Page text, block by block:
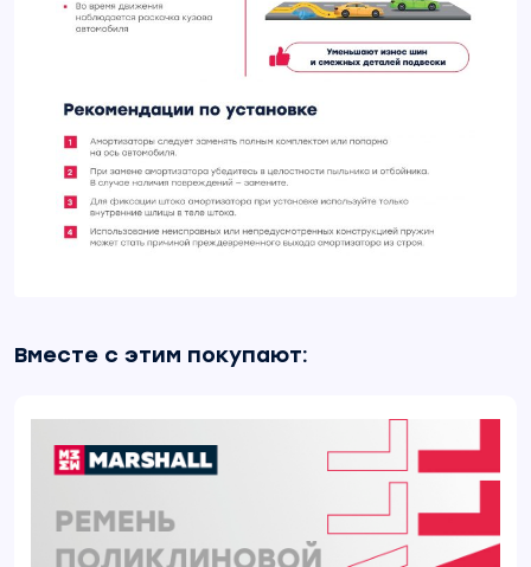
Вместе с этим покупают: